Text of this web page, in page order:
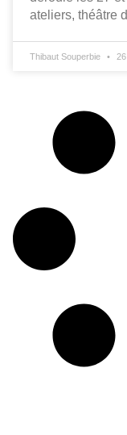
ateliers, théâtre
Thibaut Souperbie